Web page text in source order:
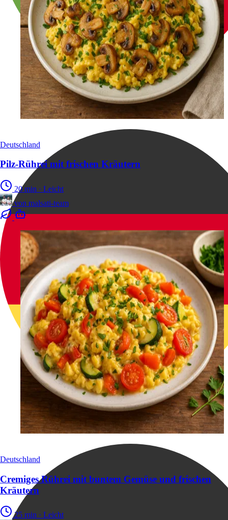
Deutschland
Pilz-Rührei mit frischen Kräutern
20 min · Leicht
von malsati-team
Deutschland
Cremiges Rührei mit buntem Gemüse und frischen
Kräutern
25 min · Leicht